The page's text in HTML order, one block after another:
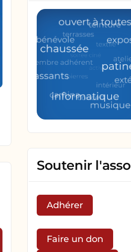
Soutenir l'asso
Adhérer
Faire un don